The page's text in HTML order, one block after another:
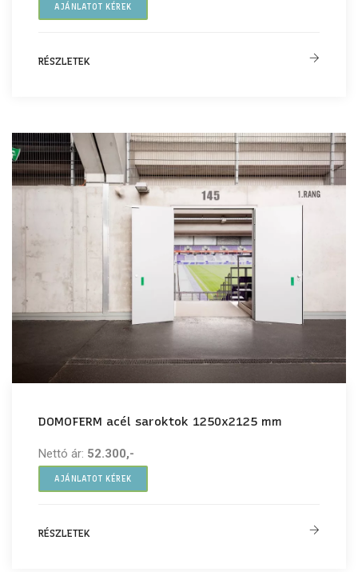
AJÁNLATOT KÉREK
RÉSZLETEK
DOMOFERM acél saroktok 1250x2125 mm
Nettó ár: 52.300,-
AJÁNLATOT KÉREK
RÉSZLETEK